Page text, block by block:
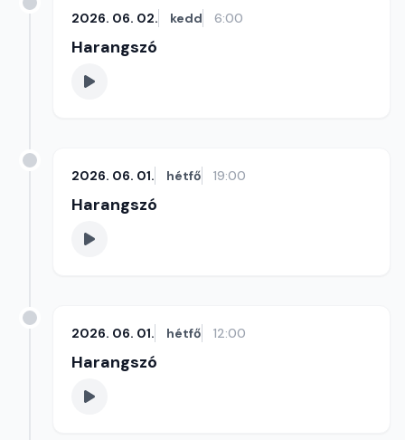
2026. 06. 02. kedd 6:00
Harangszó
2026. 06. 01. hétfő 19:00
Harangszó
2026. 06. 01. hétfő 12:00
Harangszó